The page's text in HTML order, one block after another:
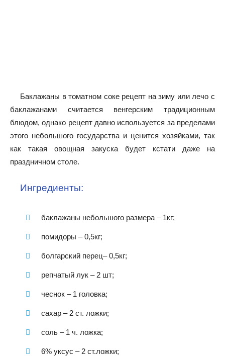
Баклажаны в томатном соке рецепт на зиму или лечо с
баклажанами считается венгерским традиционным
блюдом, однако рецепт давно используется за пределами
этого небольшого государства и ценится хозяйками, так
как такая овощная закуска будет кстати даже на
праздничном столе.
Ингредиенты:
баклажаны небольшого размера – 1кг;
помидоры – 0,5кг;
болгарский перец– 0,5кг;
репчатый лук – 2 шт;
чеснок – 1 головка;
сахар – 2 ст. ложки;
соль – 1 ч. ложка;
6% уксус – 2 ст.ложки;